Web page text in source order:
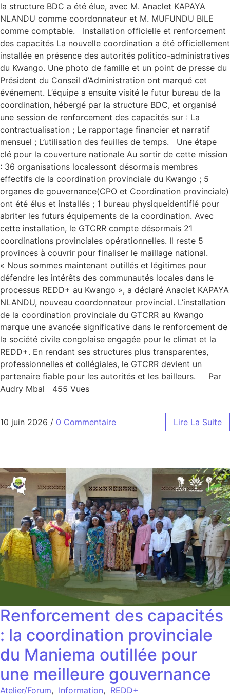
la structure BDC a été élue, avec M. Anaclet KAPAYA
NLANDU comme coordonnateur et M. MUFUNDU BILE
comme comptable. Installation officielle et renforcement
des capacités La nouvelle coordination a été officiellement
installée en présence des autorités politico-administratives
du Kwango. Une photo de famille et un point de presse du
Président du Conseil d’Administration ont marqué cet
événement. L’équipe a ensuite visité le futur bureau de la
coordination, hébergé par la structure BDC, et organisé
une session de renforcement des capacités sur : La
contractualisation ; Le rapportage financier et narratif
mensuel ; L’utilisation des feuilles de temps. Une étape
clé pour la couverture nationale Au sortir de cette mission
: 36 organisations localessont désormais membres
effectifs de la coordination provinciale du Kwango ; 5
organes de gouvernance(CPO et Coordination provinciale)
ont été élus et installés ; 1 bureau physiqueidentifié pour
abriter les futurs équipements de la coordination. Avec
cette installation, le GTCRR compte désormais 21
coordinations provinciales opérationnelles. Il reste 5
provinces à couvrir pour finaliser le maillage national.
« Nous sommes maintenant outillés et légitimes pour
défendre les intérêts des communautés locales dans le
processus REDD+ au Kwango », a déclaré Anaclet KAPAYA
NLANDU, nouveau coordonnateur provincial. L’installation
de la coordination provinciale du GTCRR au Kwango
marque une avancée significative dans le renforcement de
la société civile congolaise engagée pour le climat et la
REDD+. En rendant ses structures plus transparentes,
professionnelles et collégiales, le GTCRR devient un
partenaire fiable pour les autorités et les bailleurs. Par
Audry Mbal 455 Vues
10 juin 2026 / 0 Commentaire Lire La Suite
Renforcement des capacités
: la coordination provinciale
du Maniema outillée pour
une meilleure gouvernance
Atelier/Forum, Information, REDD+